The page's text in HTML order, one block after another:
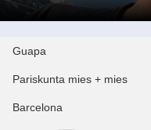
Guapa
Pariskunta mies + mies
Barcelona